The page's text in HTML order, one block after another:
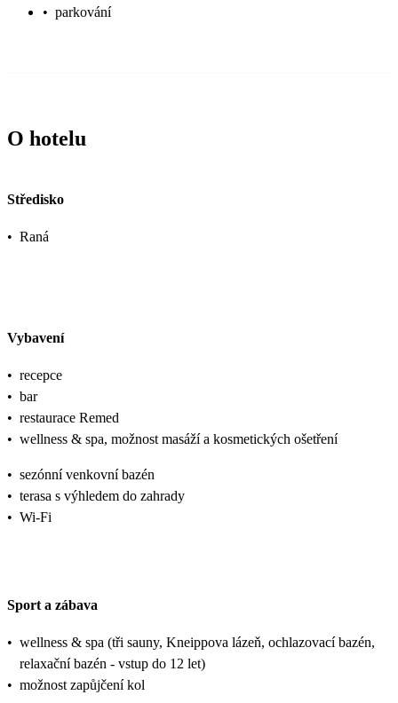
• parkování
O hotelu
Středisko
• Raná
Vybavení
• recepce
• bar
• restaurace Remed
• wellness & spa, možnost masáží a kosmetických ošetření
• sezónní venkovní bazén
• terasa s výhledem do zahrady
• Wi-Fi
Sport a zábava
• wellness & spa (tři sauny, Kneippova lázeň, ochlazovací bazén,
relaxační bazén - vstup do 12 let)
• možnost zapůjčení kol